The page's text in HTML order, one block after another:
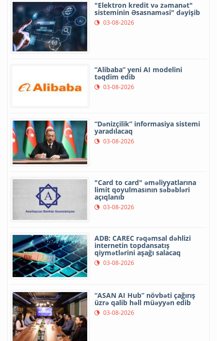
"Elektron kredit və zəmanət"
sisteminin Əsasnaməsi" dəyişib
03-08-2026
“Alibaba” yeni AI modelini
təqdim edib
03-08-2026
“Dənizçilik” informasiya sistemi
yaradılacaq
03-08-2026
"Card to card" əməliyyatlarına
limit qoyulmasının səbəbləri
açıqlanıb
03-08-2026
ADB: CAREC rəqəmsal dəhlizi
internetin topdansatış
qiymətlərini aşağı salacaq
03-08-2026
“ASAN AI Hub” növbəti çağırış
üzrə qalib həll müəyyən edib
03-08-2026